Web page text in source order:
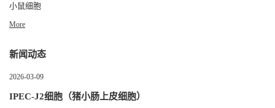
小鼠细胞
More
新闻动态
2026-03-09
IPEC-J2细胞（猪小肠上皮细胞）